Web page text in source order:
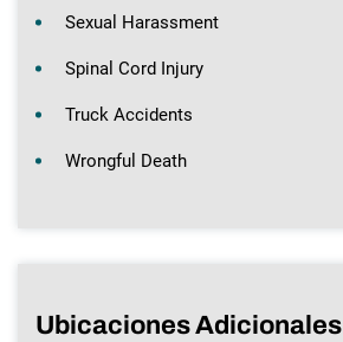
Sexual Harassment
Spinal Cord Injury
Truck Accidents
Wrongful Death
Ubicaciones Adicionales